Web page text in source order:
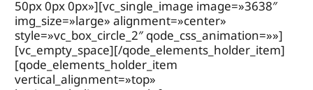
50px 0px 0px»][vc_single_image image=»3638″
img_size=»large» alignment=»center»
style=»vc_box_circle_2″ qode_css_animation=»»]
[vc_empty_space][/qode_elements_holder_item]
[qode_elements_holder_item
vertical_alignment=»top»